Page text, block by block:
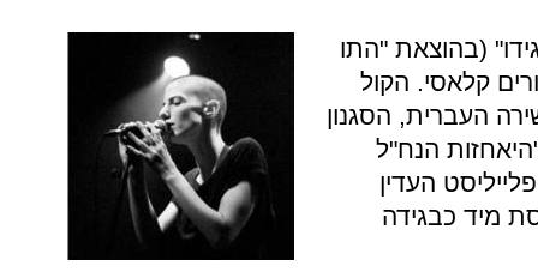
(בהוצאת "התו
קלאסי. הקול
העברית, הסגנון
הנח"ל
העדין
מיד כבגידה